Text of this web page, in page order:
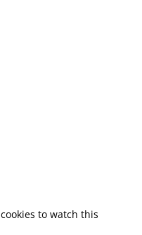
cookies to watch this